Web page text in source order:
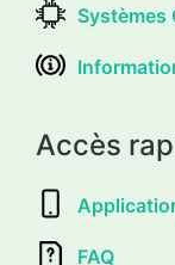
Systèmes
Accès
FAQ